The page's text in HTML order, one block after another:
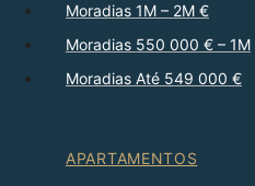
Moradias 1M – 2M €
Moradias 550 000 € – 1M
Moradias Até 549 000 €
APARTAMENTOS